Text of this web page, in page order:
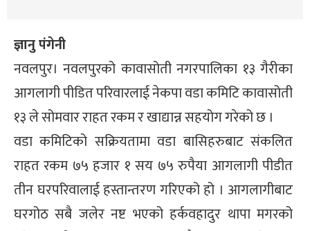
ज्ञानु पंगेनी
नवलपुर। नवलपुरको कावासोती नगरपालिका १३ गैरीका
आगलागी पीडित परिवारलाई नेकपा वडा कमिटि कावासोती
१३ ले सोमवार राहत रकम र खाद्यान्न सहयोग गरेको छ ।
वडा कमिटिको सक्रियतामा वडा बासिहरुबाट संकलित
राहत रकम ७५ हजार १ सय ७५ रुपैया आगलागी पीडीत
तीन घरपरिवालाई हस्तान्तरण गरिएको हो । आगलागीबाट
घरगोठ सबै जलेर नष्ट भएको हर्कवहादुर थापा मगरको